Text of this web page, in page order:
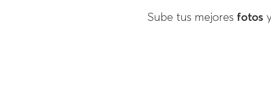
Sube tus mejores fotos